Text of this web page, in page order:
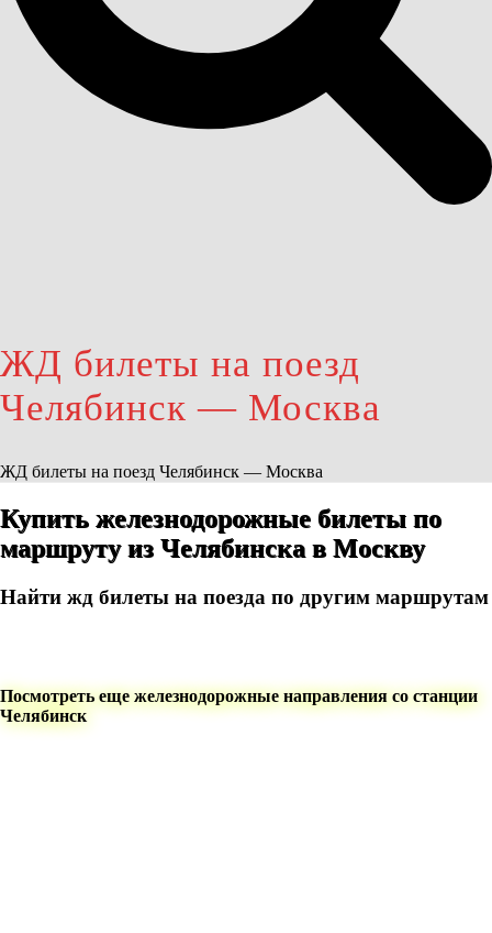
ЖД билеты на поезд
Челябинск — Москва
ЖД билеты на поезд Челябинск — Москва
Купить железнодорожные билеты по
маршруту из Челябинска в Москву
Найти жд билеты на поезда по другим маршрутам
Посмотреть еще железнодорожные направления со станции
Челябинск